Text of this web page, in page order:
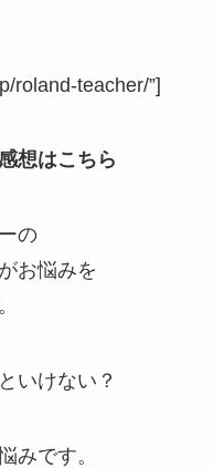
roland-teacher/”]
想はこちら
の
お悩みを
いけない？
みです。